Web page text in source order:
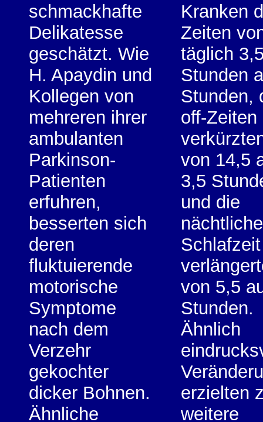
schmackhafte
Delikatesse
geschätzt. Wie
H. Apaydin und
Kollegen von
mehreren ihrer
ambulanten
Parkinson-
Patienten
erfuhren,
besserten sich
deren
fluktuierende
motorische
Symptome
nach dem
Verzehr
gekochter
dicker Bohnen.
Ähnliche
Kranken
Zeiten
täglich
Stunden
Stunden,
off-Zeiten
von 14,5
3,5
und die
nächtliche
Schlafzeit
von 5,5
Stunden.
Ähnlich
erzielten
weitere